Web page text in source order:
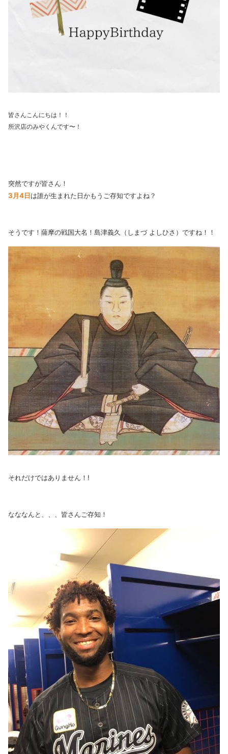
皆さんこんにちは！！
所沢店のみやくんです〜！
突然ですが皆さん！
3月4日は誰が生まれた日かもうご存知ですよね？
そうです！薩摩の戦国大名！島津義久（しまづ よしひさ）ですね！！
それだけではありません！!
なななんと、、、皆さんご存知！